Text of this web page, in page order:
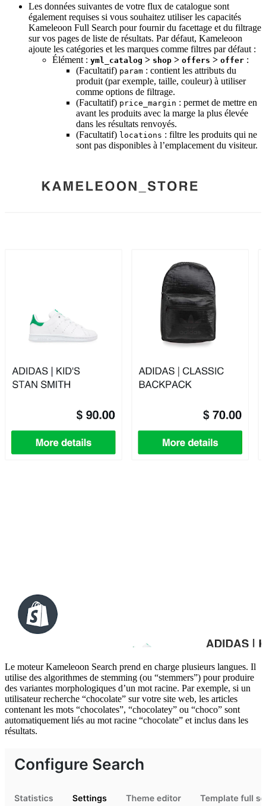
Les données suivantes de votre flux de catalogue sont
également requises si vous souhaitez utiliser les capacités
Kameleoon Full Search pour fournir du facettage et du filtrage
sur vos pages de liste de résultats. Par défaut, Kameleoon
ajoute les catégories et les marques comme filtres par défaut :
Élément : yml_catalog > shop > offers > offer :
(Facultatif) param : contient les attributs du
produit (par exemple, taille, couleur) à utiliser
comme options de filtrage.
(Facultatif) price_margin : permet de mettre en
avant les produits avec la marge la plus élevée
dans les résultats renvoyés.
(Facultatif) locations : filtre les produits qui ne
sont pas disponibles à l’emplacement du visiteur.
Le moteur Kameleoon Search prend en charge plusieurs langues. Il
utilise des algorithmes de stemming (ou “stemmers”) pour produire
des variantes morphologiques d’un mot racine. Par exemple, si un
utilisateur recherche “chocolate” sur votre site web, les articles
contenant les mots “chocolates”, “chocolatey” ou “choco” sont
automatiquement liés au mot racine “chocolate” et inclus dans les
résultats.